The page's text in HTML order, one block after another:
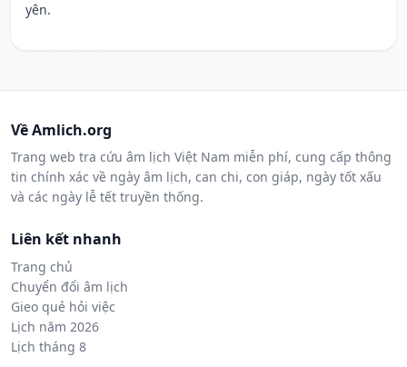
yên.
Về Amlich.org
Trang web tra cứu âm lịch Việt Nam miễn phí, cung cấp thông
tin chính xác về ngày âm lịch, can chi, con giáp, ngày tốt xấu
và các ngày lễ tết truyền thống.
Liên kết nhanh
Trang chủ
Chuyển đổi âm lịch
Gieo quẻ hỏi việc
Lịch năm 2026
Lịch tháng 8